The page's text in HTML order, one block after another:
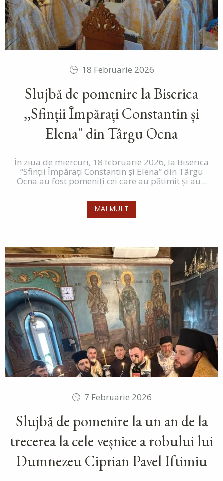
18 Februarie 2026
Slujbă de pomenire la Biserica
,,Sfinții Împărați Constantin și
Elena" din Târgu Ocna
În ziua de miercuri, 18 februarie 2026, la Biserica
“Sfinții Împărați Constantin și Elena” din Târgu
Ocna au fost pomeniți cei care au pătimit și au...
MAI MULT
7 Februarie 2026
Slujbă de pomenire la un an de la
trecerea la cele veșnice a robului lui
Dumnezeu Ciprian Pavel Iftimiu